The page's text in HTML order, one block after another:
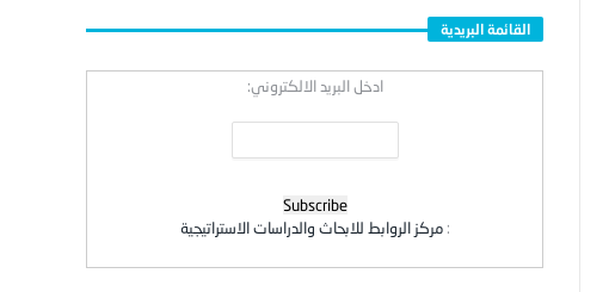
القائمة البريدية
ادخل البريد الالكتروني:
:مركز الروابط للابحاث والدراسات الاستراتيجية